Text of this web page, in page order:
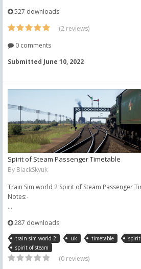
527 downloads
(2 reviews)
0 comments
Submitted June 10, 2022
Spirit of Steam Passenger Timetable
By BlackSkyuk
Train Sim world 2 Spirit of Steam Passenger
Notes:-
...
287 downloads
train sim world 2 uk timetable
spirit
spirit of steam
(0 reviews)